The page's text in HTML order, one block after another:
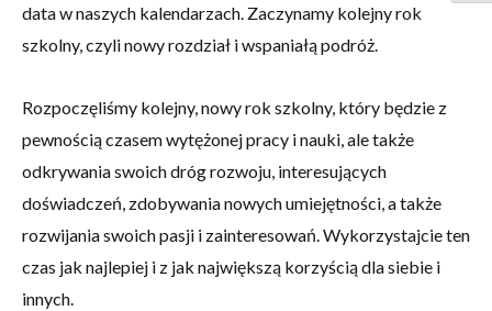
data w naszych kalendarzach. Zaczynamy kolejny rok
szkolny, czyli nowy rozdział i wspaniałą podróż.
Rozpoczęliśmy kolejny, nowy rok szkolny, który będzie z
pewnością czasem wytężonej pracy i nauki, ale także
odkrywania swoich dróg rozwoju, interesujących
doświadczeń, zdobywania nowych umiejętności, a także
rozwijania swoich pasji i zainteresowań. Wykorzystajcie ten
czas jak najlepiej i z jak największą korzyścią dla siebie i
innych.